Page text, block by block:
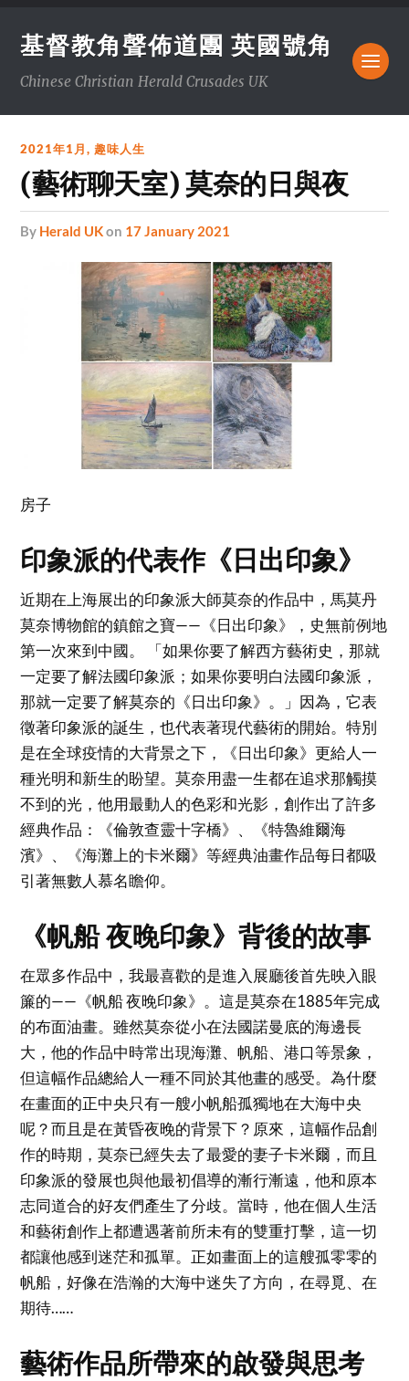
基督教角聲佈道團 英國號角
Chinese Christian Herald Crusades UK
2021年1月,趣味人生
(藝術聊天室) 莫奈的日與夜
by Herald UKon 17 January 2021
房子
印象派的代表作《日出印象》
近期在上海展出的印象派大師莫奈的作品中，馬莫丹
莫奈博物館的鎮館之寶——《日出印象》，史無前例地
第一次來到中國。 「如果你要了解西方藝術史，那就
一定要了解法國印象派；如果你要明白法國印象派，
那就一定要了解莫奈的《日出印象》。」因為，它表
徵著印象派的誕生，也代表著現代藝術的開始。特別
是在全球疫情的大背景之下，《日出印象》更給人一
種光明和新生的盼望。莫奈用盡一生都在追求那觸摸
不到的光，他用最動人的色彩和光影，創作出了許多
經典作品：《倫敦查靈十字橋》、《特魯維爾海
濱》、《海灘上的卡米爾》等經典油畫作品每日都吸
引著無數人慕名瞻仰。
《帆船 夜晚印象》背後的故事
在眾多作品中，我最喜歡的是進入展廳後首先映入眼
簾的——《帆船 夜晚印象》。這是莫奈在1885年完成
的布面油畫。雖然莫奈從小在法國諾曼底的海邊長
大，他的作品中時常出現海灘、帆船、港口等景象，
但這幅作品總給人一種不同於其他畫的感受。為什麼
在畫面的正中央只有一艘小帆船孤獨地在大海中央
呢？而且是在黃昏夜晚的背景下？原來，這幅作品創
作的時期，莫奈已經失去了最愛的妻子卡米爾，而且
印象派的發展也與他最初倡導的漸行漸遠，他和原本
志同道合的好友們產生了分歧。當時，他在個人生活
和藝術創作上都遭遇著前所未有的雙重打擊，這一切
都讓他感到迷茫和孤單。正如畫面上的這艘孤零零的
帆船，好像在浩瀚的大海中迷失了方向，在尋覓、在
期待……
藝術作品所帶來的啟發與思考